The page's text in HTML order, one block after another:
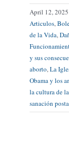
April 12, 2025
Articulos,
de la Vida,
y sus
aborto, La
Obama y los
la cultura de
sanación